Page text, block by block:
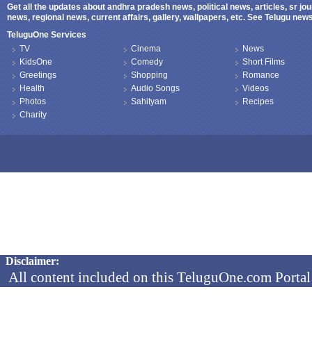
Get all the updates about andhra pradesh news, political news, articles, sr
news, regional news, current affairs, gallery, wallpapers, etc. See Telugu
TeluguOne Services
TV
KidsOne
Greetings
Health
Photos
Charity
Cinema
Comedy
Shopping
Audio Songs
Sahityam
News
Short Films
Romance
Videos
Recipes
Disclaimer:
All content included on this TeluguOne.com